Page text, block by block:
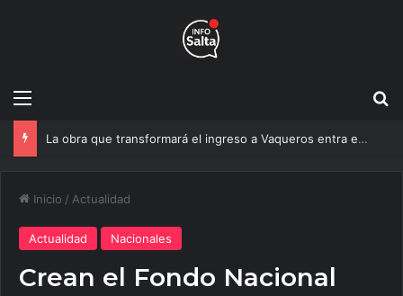
Menú
Un estudio de la UNSa busca revolucionar las casas de adobe y hacerlas más seguras
Inicio / Actualidad
Actualidad Nacionales
Crean el Fondo Nacional